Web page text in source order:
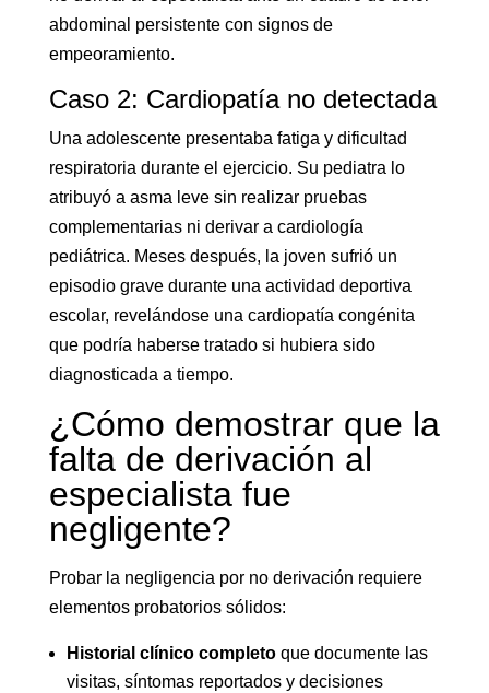
abdominal persistente con signos de
empeoramiento.
Caso 2: Cardiopatía no detectada
Una adolescente presentaba fatiga y dificultad
respiratoria durante el ejercicio. Su pediatra lo
atribuyó a asma leve sin realizar pruebas
complementarias ni derivar a cardiología
pediátrica. Meses después, la joven sufrió un
episodio grave durante una actividad deportiva
escolar, revelándose una cardiopatía congénita
que podría haberse tratado si hubiera sido
diagnosticada a tiempo.
¿Cómo demostrar que la
falta de derivación al
especialista fue
negligente?
Probar la negligencia por no derivación requiere
elementos probatorios sólidos:
Historial clínico completoque documente las
visitas, síntomas reportados y decisiones